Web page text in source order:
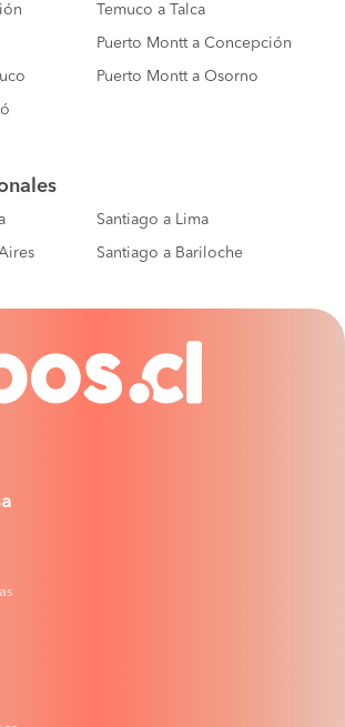
Temuco a Talca
Puerto Montt a Concepción
Puerto Montt a Osorno
Santiago a Lima
Santiago a Bariloche